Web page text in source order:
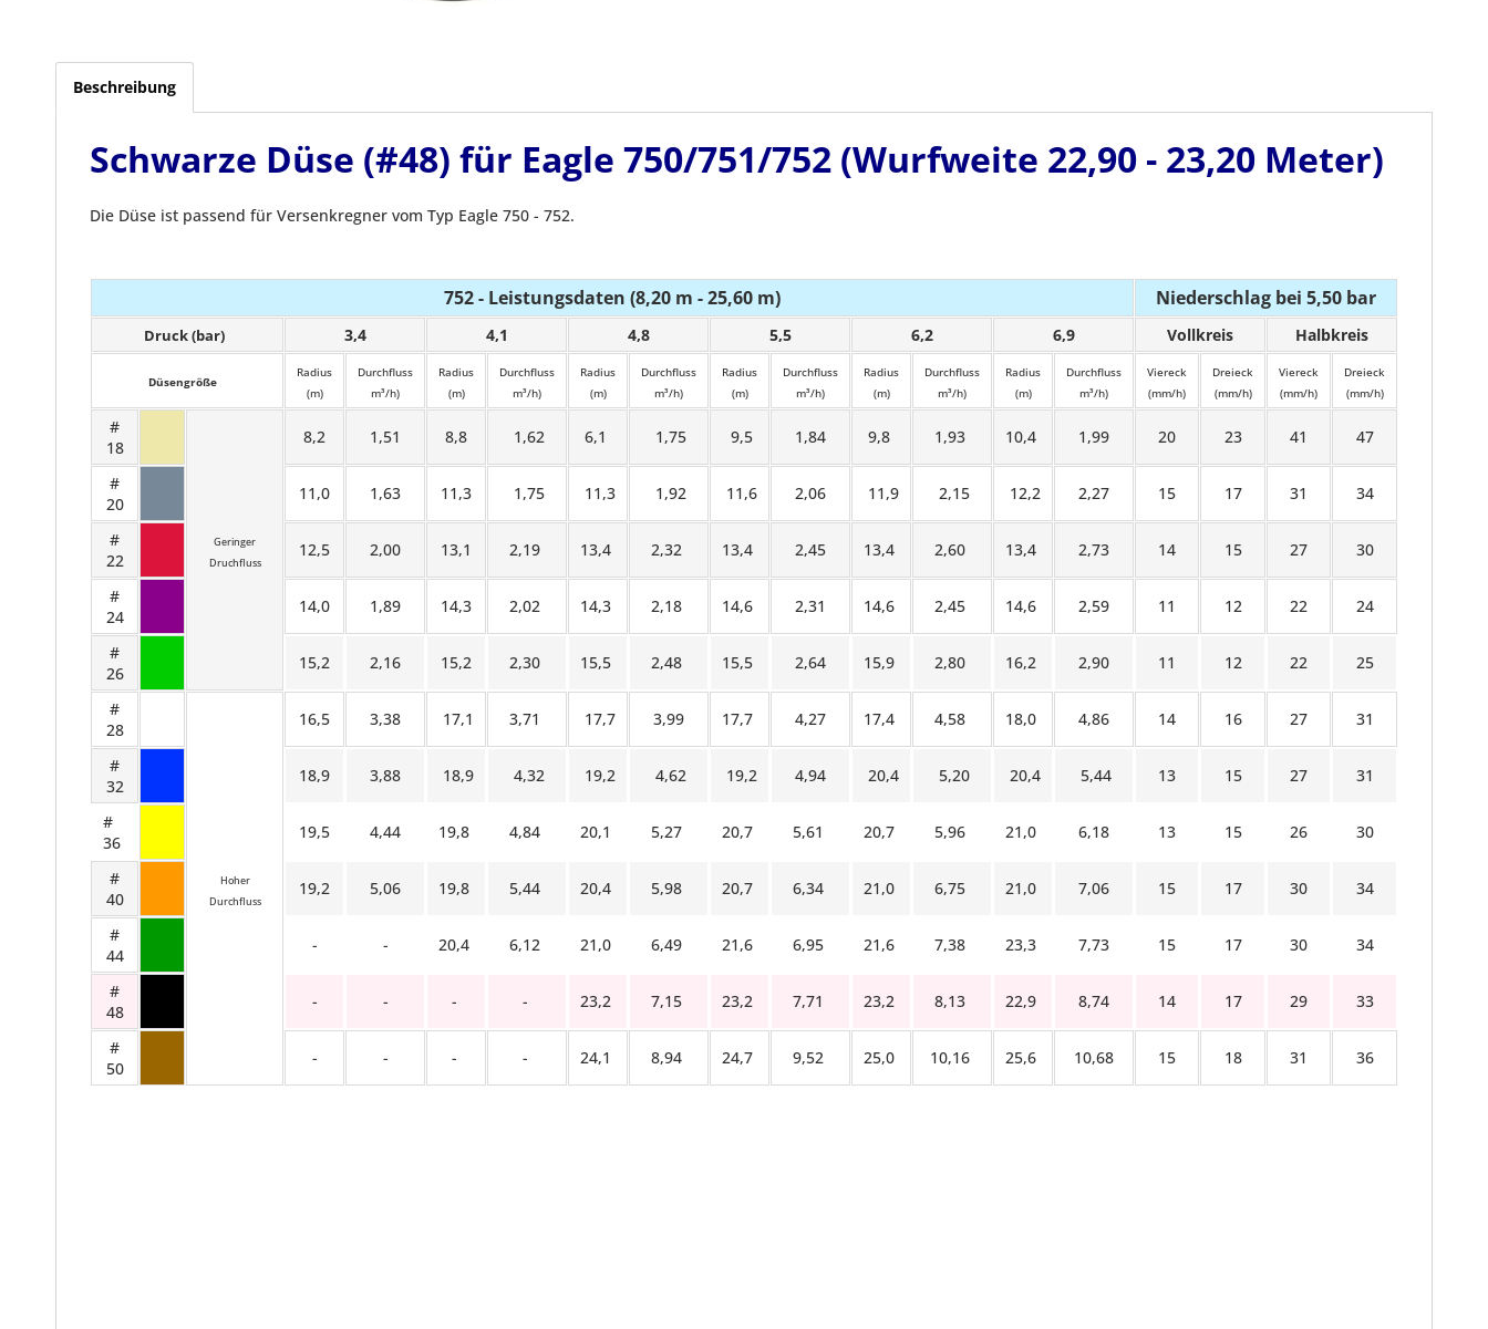
Beschreibung
Schwarze Düse (#48) für Eagle 750/751/752 (Wurfweite 22,90 - 23,20 Meter)
Die Düse ist passend für Versenkregner vom Typ Eagle 750 - 752.
752 - Leistungsdaten (8,20 m - 25,60 m) Niederschlag bei 5,50 bar
Druck (bar) 3,4 4,1 4,8 5,5 6,2 6,9 Vollkreis Halbkreis
Düsengröße
Radius
(m)
Durchfluss
m³/h)
Radius
(m)
Durchfluss
m³/h)
Radius
(m)
Durchfluss
m³/h)
Radius
(m)
Durchfluss
m³/h)
Radius
(m)
Durchfluss
m³/h)
Radius
(m)
Durchfluss
m³/h)
Viereck
(mm/h)
Dreieck
(mm/h)
Viereck
(mm/h)
Dreieck
(mm/h)
#
18
Geringer
Druchfluss
8,2 1,51 8,8 1,62 6,1 1,75 9,5 1,84 9,8 1,93 10,4 1,99 20 23 41 47
#
20
11,0 1,63 11,3 1,75 11,3 1,92 11,6 2,06 11,9 2,15 12,2 2,27 15 17 31 34
#
22
12,5 2,00 13,1 2,19 13,4 2,32 13,4 2,45 13,4 2,60 13,4 2,73 14 15 27 30
#
24
14,0 1,89 14,3 2,02 14,3 2,18 14,6 2,31 14,6 2,45 14,6 2,59 11 12 22 24
#
26
15,2 2,16 15,2 2,30 15,5 2,48 15,5 2,64 15,9 2,80 16,2 2,90 11 12 22 25
#
28
Hoher
Durchfluss
16,5 3,38 17,1 3,71 17,7 3,99 17,7 4,27 17,4 4,58 18,0 4,86 14 16 27 31
#
32
18,9 3,88 18,9 4,32 19,2 4,62 19,2 4,94 20,4 5,20 20,4 5,44 13 15 27 31
#
36
19,5 4,44 19,8 4,84 20,1 5,27 20,7 5,61 20,7 5,96 21,0 6,18 13 15 26 30
#
40
19,2 5,06 19,8 5,44 20,4 5,98 20,7 6,34 21,0 6,75 21,0 7,06 15 17 30 34
#
44
- - 20,4 6,12 21,0 6,49 21,6 6,95 21,6 7,38 23,3 7,73 15 17 30 34
#
48
- - - - 23,2 7,15 23,2 7,71 23,2 8,13 22,9 8,74 14 17 29 33
#
50
- - - - 24,1 8,94 24,7 9,52 25,0 10,16 25,6 10,68 15 18 31 36